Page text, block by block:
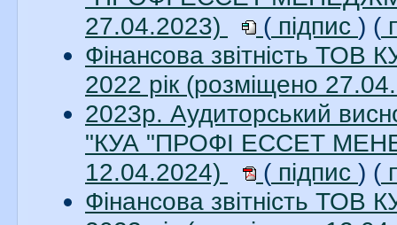
27.04.2023)
( підпис ) (
Фінансова звітність
2022 рік (розміщено
2023р. Аудиторський
"КУА "ПРОФІ ЕССЕТ
12.04.2024)
( підпис ) (
Фінансова звітність